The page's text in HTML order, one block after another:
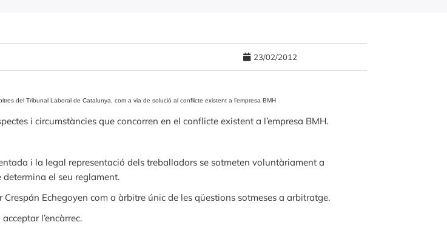
23/02/2012
del Tribunal Laboral de Catalunya, com a via de solució al conflicte existent a l’empresa BMH
i circumstàncies que concorren en el conflicte existent a l’empresa BMH.
i la legal representació dels treballadors se sotmeten voluntàriament a
el seu reglament.
Echegoyen com a àrbitre únic de les qüestions sotmeses a arbitratge.
l’encàrrec.